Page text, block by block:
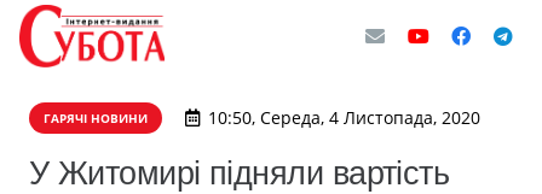
ГАРЯЧІ НОВИНИ 10:50, Середа, 4 Листопада, 2020
У Житомирі підняли вартість